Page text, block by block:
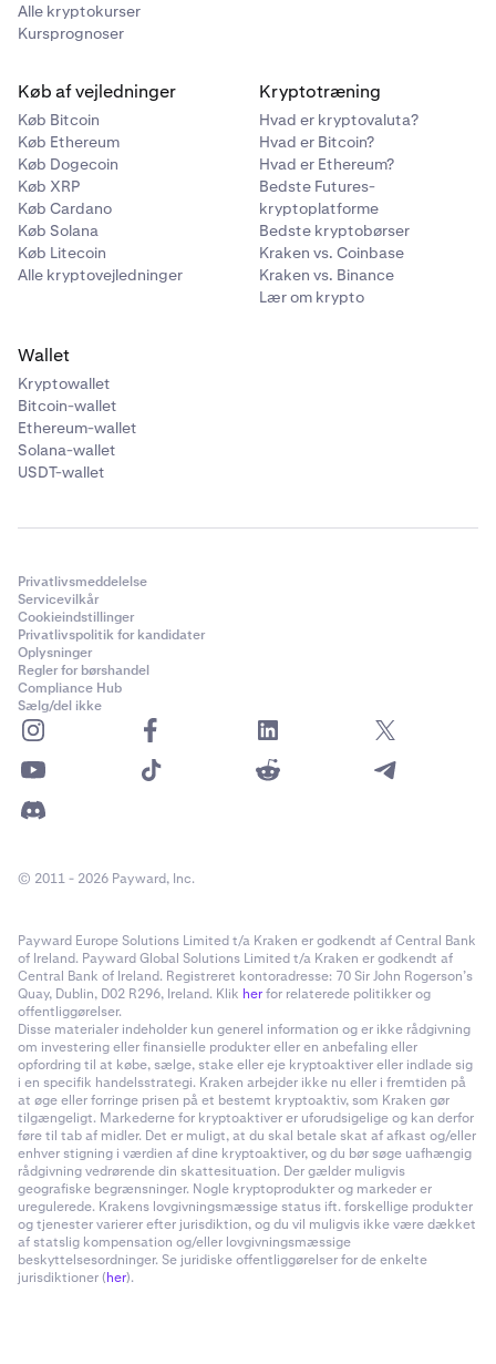
Alle kryptokurser
Kursprognoser
Køb af vejledninger
Køb Bitcoin
Køb Ethereum
Køb Dogecoin
Køb XRP
Køb Cardano
Køb Solana
Køb Litecoin
Alle kryptovejledninger
Kryptotræning
Hvad er kryptovaluta?
Hvad er Bitcoin?
Hvad er Ethereum?
Bedste Futures-
kryptoplatforme
Bedste kryptobørser
Kraken vs. Coinbase
Kraken vs. Binance
Lær om krypto
Wallet
Kryptowallet
Bitcoin-wallet
Ethereum-wallet
Solana-wallet
USDT-wallet
Privatlivsmeddelelse
Servicevilkår
Cookieindstillinger
Privatlivspolitik for kandidater
Oplysninger
Regler for børshandel
Compliance Hub
Sælg/del ikke
© 2011 - 2026 Payward, Inc.
Payward Europe Solutions Limited t/a Kraken er godkendt af Central Bank
of Ireland. Payward Global Solutions Limited t/a Kraken er godkendt af
Central Bank of Ireland. Registreret kontoradresse: 70 Sir John Rogerson’s
Quay, Dublin, D02 R296, Ireland. Klik herfor relaterede politikker og
offentliggørelser.
Disse materialer indeholder kun generel information og er ikke rådgivning
om investering eller finansielle produkter eller en anbefaling eller
opfordring til at købe, sælge, stake eller eje kryptoaktiver eller indlade sig
i en specifik handelsstrategi. Kraken arbejder ikke nu eller i fremtiden på
at øge eller forringe prisen på et bestemt kryptoaktiv, som Kraken gør
tilgængeligt. Markederne for kryptoaktiver er uforudsigelige og kan derfor
føre til tab af midler. Det er muligt, at du skal betale skat af afkast og/eller
enhver stigning i værdien af dine kryptoaktiver, og du bør søge uafhængig
rådgivning vedrørende din skattesituation. Der gælder muligvis
geografiske begrænsninger. Nogle kryptoprodukter og markeder er
uregulerede. Krakens lovgivningsmæssige status ift. forskellige produkter
og tjenester varierer efter jurisdiktion, og du vil muligvis ikke være dækket
af statslig kompensation og/eller lovgivningsmæssige
beskyttelsesordninger. Se juridiske offentliggørelser for de enkelte
jurisdiktioner (her).